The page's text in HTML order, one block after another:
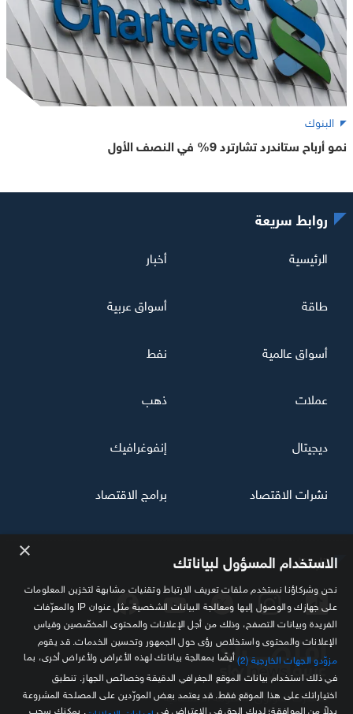
البنوك
نمو أرباح ستاندرد تشارترد 9% في النصف الأول
تابعنا
مصدرك الموثوق للمعلومة الاقتصادية
روابط سريعة
الرئيسية أخبار
طاقة أسواق عربية
أسواق عالمية نفط
عملات ذهب
ديجيتال إنفوغرافيك
نشرات الاقتصاد برامج الاقتصاد
× الاستخدام المسؤول لبياناتك
نحن وشركاؤنا نستخدم ملفات تعريف الارتباط وتقنيات مشابهة لتخزين المعلومات
على جهازك والوصول إليها ومعالجة البيانات الشخصية مثل عنوان IP والمعرّفات
الفريدة وبيانات التصفح، وذلك من أجل الإعلانات والمحتوى المخصّصين وقياس
الإعلانات والمحتوى واستخلاص رؤى حول الجمهور وتحسين الخدمات. قد يقوم
مزوّدو الجهات الخارجية (2)
أيضًا بمعالجة بياناتك لهذه الأغراض ولأغراض أخرى، بما
في ذلك استخدام بيانات الموقع الجغرافي الدقيقة وخصائص الجهاز. تنطبق
اختياراتك على هذا الموقع فقط. قد يعتمد بعض المورّدين على المصلحة المشروعة
بدلاً من الموافقة؛ لديك الحق في الاعتراض في
. يمكنك سحب